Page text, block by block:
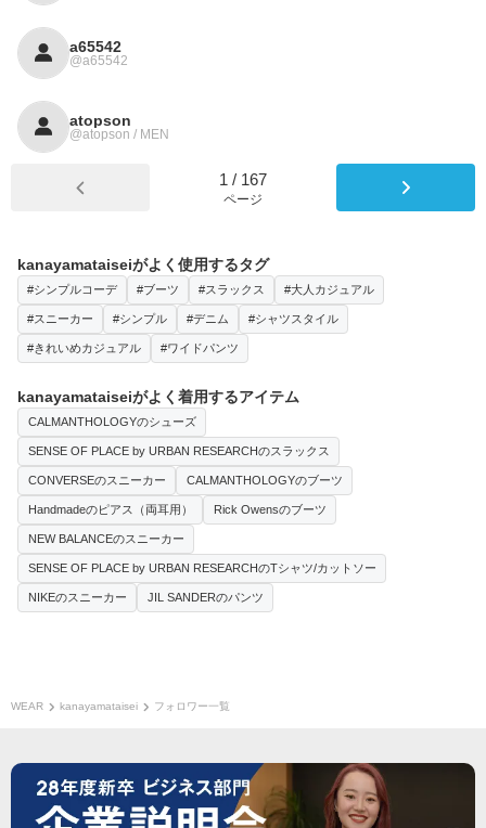
a65542
@a65542
atopson
@atopson / MEN
1 / 167
ページ
kanayamataiseiがよく使用するタグ
#シンプルコーデ #ブーツ #スラックス #大人カジュアル
#スニーカー #シンプル #デニム #シャツスタイル
#きれいめカジュアル #ワイドパンツ
kanayamataiseiがよく着用するアイテム
CALMANTHOLOGYのシューズ
SENSE OF PLACE by URBAN RESEARCHのスラックス
CONVERSEのスニーカー CALMANTHOLOGYのブーツ
Handmadeのピアス（両耳用） Rick Owensのブーツ
NEW BALANCEのスニーカー
SENSE OF PLACE by URBAN RESEARCHのTシャツ/カットソー
NIKEのスニーカー JIL SANDERのパンツ
WEAR kanayamataisei フォロワー一覧